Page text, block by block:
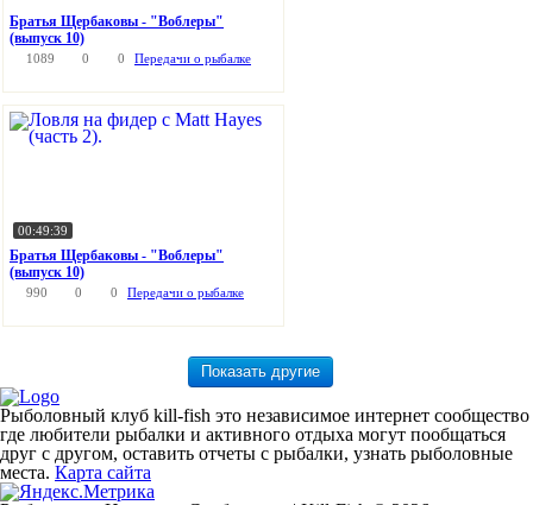
Братья Щербаковы - "Воблеры"
(выпуск 10)
1089 0 0 Передачи о рыбалке
00:49:39
Братья Щербаковы - "Воблеры"
(выпуск 10)
990 0 0 Передачи о рыбалке
Рыболовный клуб kill-fish это независимое интернет сообщество
где любители рыбалки и активного отдыха могут пообщаться
друг с другом, оставить отчеты с рыбалки, узнать рыболовные
места. Карта сайта